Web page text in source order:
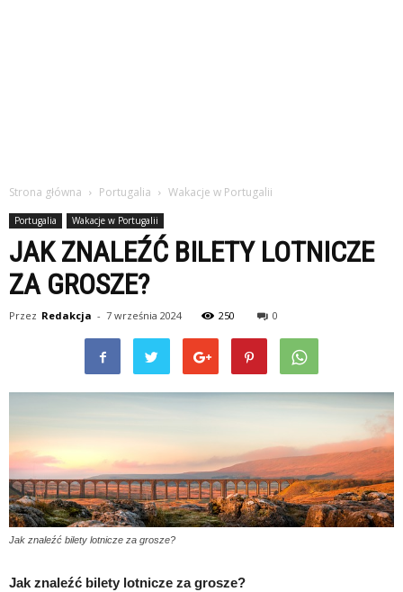
Strona główna Portugalia Wakacje w Portugalii
Portugalia Wakacje w Portugalii
JAK ZNALEŹĆ BILETY LOTNICZE
ZA GROSZE?
Przez Redakcja - 7 września 2024 250 0
Jak znaleźć bilety lotnicze za grosze?
Jak znaleźć bilety lotnicze za grosze?